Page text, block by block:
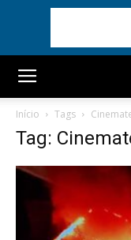
Início Tags
Tag: